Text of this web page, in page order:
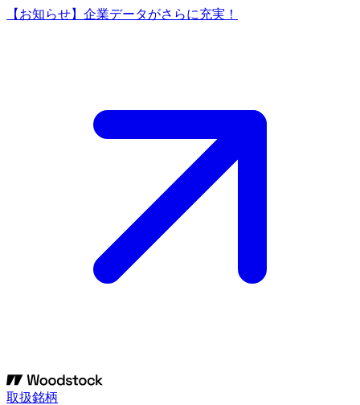
【お知らせ】企業データがさらに充実！
取扱銘柄